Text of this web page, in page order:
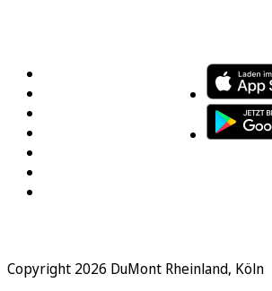
Copyright 2026 DuMont Rheinland, Köln